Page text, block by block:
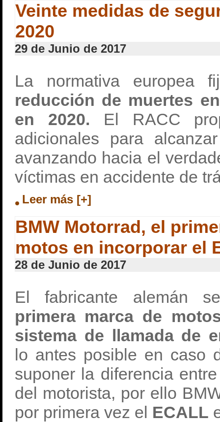
Veinte medidas de
2020
29 de Junio de 2017
La normativa europea
reducción de muertes
en 2020. El RACC
adicionales para
avanzando hacia el
víctimas en accidente de
Leer más [+]
BMW Motorrad, el
motos en incorporar el
28 de Junio de 2017
El fabricante alemán
primera marca de
sistema de llamada de
lo antes posible en caso
suponer la diferencia
del motorista, por ello
por primera vez el ECALL